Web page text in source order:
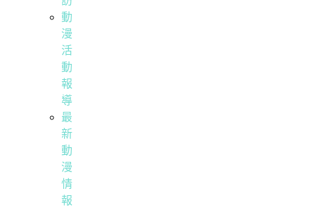
動
漫
活
動
報
導
最
新
動
漫
情
報